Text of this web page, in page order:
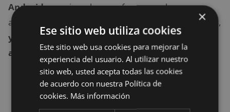
Android,por ejemplo, se esfuerza por lograr
actualizaciones en todo el ecosistema de dispositivos,
y es posible que Fuchsia OS ayude a resolver
algunos de estos problemas.
×
Ese sitio web utiliza cookies
Este sitio web usa cookies para mejorar la
experiencia del usuario. Al utilizar nuestro
sitio web, usted acepta todas las cookies
de acuerdo con nuestra Política de
cookies. Más información